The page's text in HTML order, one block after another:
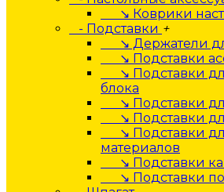
↘ Коврики
- Подставки +
↘ Держатели
↘ Подставки
↘ Подставки
блока
↘ Подставки
↘ Подставки
↘ Подставки
материалов
↘ Подставки
↘ Подставки